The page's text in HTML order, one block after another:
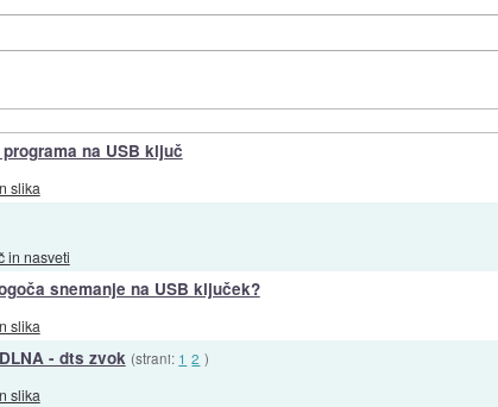
na USB ključ
slika
in nasveti
snemanje na USB ključek?
slika
- dts zvok (strani: 1 2 )
slika